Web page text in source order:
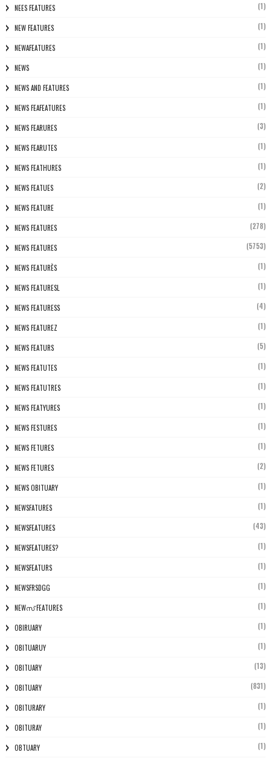
NEES FEATURES (1)
NEW FEATURES (1)
NEWAFEATURES (1)
NEWS (1)
NEWS AND FEATURES (1)
NEWS FEAFEATURES (1)
NEWS FEARURES (3)
NEWS FEARUTES (1)
NEWS FEATHURES (1)
NEWS FEATUES (2)
NEWS FEATURE (1)
NEWS FEATURES (278)
NEWS FEATURES (5753)
NEWS FEATURÈS (1)
NEWS FEATURESL (1)
NEWS FEATURESS (4)
NEWS FEATUREZ (1)
NEWS FEATURS (5)
NEWS FEATUTES (1)
NEWS FEATUTRES (1)
NEWS FEATYURES (1)
NEWS FESTURES (1)
NEWS FETURES (1)
NEWS FETURES (2)
NEWS OBITUARY (1)
NEWSFATURES (1)
NEWSFEATURES (43)
NEWSFEATURES? (1)
NEWSFEATURS (1)
NEWSFRSDGG (1)
NEWസ് FEATURES (1)
OBIRUARY (1)
OBITUARUY (1)
OBITUARY (13)
OBITUARY (831)
OBITURARY (1)
OBITURAY (1)
OBTUARY (1)